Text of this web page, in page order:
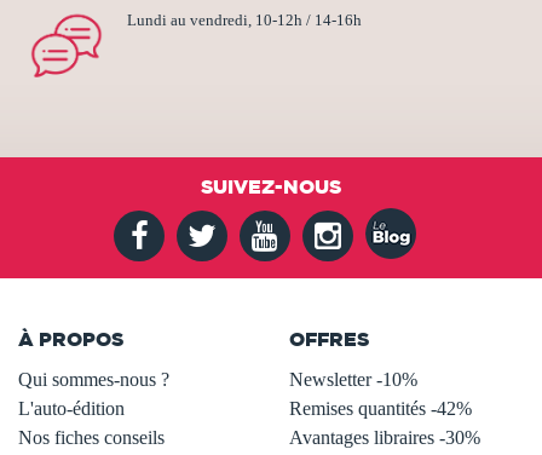
Lundi au vendredi, 10-12h / 14-16h
SUIVEZ-NOUS
À PROPOS
Qui sommes-nous ?
L'auto-édition
Nos fiches conseils
OFFRES
Newsletter -10%
Remises quantités -42%
Avantages libraires -30%